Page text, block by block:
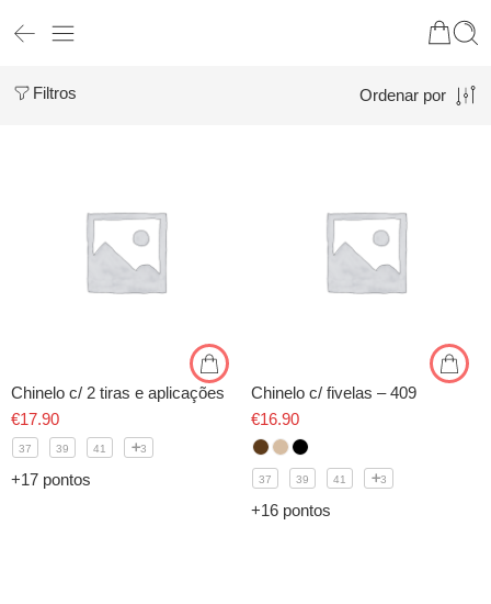
Filtros Ordenar por
Chinelo c/ 2 tiras e aplicações
€17.90
37 39 41 3
+17 pontos
Chinelo c/ fivelas – 409
€16.90
37 39 41 3
+16 pontos